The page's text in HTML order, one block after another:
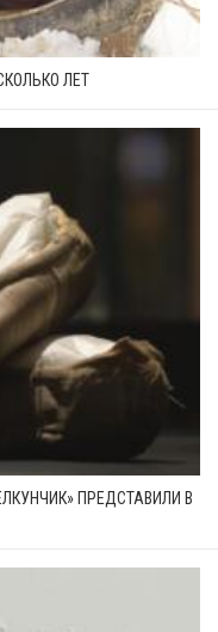
ЛЕТ
ПРЕДСТАВИЛИ В